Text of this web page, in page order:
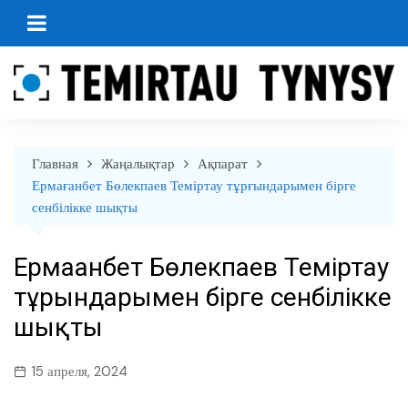
перейти
Главная Жаңалықтар
Ақпарат
Ермағанбет Бөлекпаев Теміртау тұрғындарымен бірге
сенбілікке шықты
Ермағанбет Бөлекпаев Теміртау
тұрғындарымен бірге сенбілікке
шықты
15 апреля, 2024